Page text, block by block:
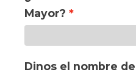
Mayor?
Dinos el nombre